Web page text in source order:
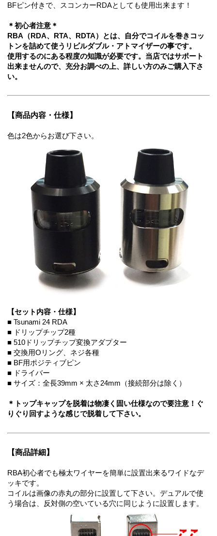
BFピン付きで、スコンカーRDAとしても使用出来ます！
＊初心者注意＊
RBA（RDA、RTA、RDTA）とは、自分でコイルを巻きコッ
トンを詰めて使うリビルダブル・アトマイザーの事です。
使用するのにある程度の知識が必要です。当店ではサポート
出来ませんので、充分お調べの上、詳しい方のみご購入下さ
い。
【商品内容・仕様】
色は2色からお選び下さい。
【セット内容・仕様】
■ Tsunami 24 RDA
■ ドリップチップ2種
■ 510ドリップチップ変換アダプター
■ 交換用Oリング、ネジ各種
■ BF用ポジティブピン
■ ドライバー
■ サイズ：全長39mm × 太さ24mm（接続部分は除く）
＊トップキャップを脱着は物凄く固い仕様なので要注意！ぐ
りぐり回すような感じで脱着して下さい。
【商品詳細】
RBA初心者でも極太ワイヤーを簡単に設置出来るワイドなデ
ッキです。
コイルは画像の赤丸の部分に設置して下さい。デュアルで使
う場合は、反対側の空いている穴に同じように設置します。